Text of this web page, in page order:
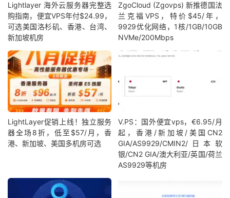
Lightlayer 海外云服务器完整选
购指南，便宜VPS年付$24.99，
可选美国洛杉矶、香港、台湾、
新加坡机房
ZgoCloud (Zgovps) 新推德国法
兰克福VPS，特价$45/年，
9929优化网络，1核/1GB/10GB
NVMe/200Mbps
LightLayer促销上线！独立服务
器全场8折，低至$57/月，香
港、新加坡、美国多机房可选
V.PS：国外便宜vps，€6.95/月
起，香港/新加坡/美国CN2
GIA/AS9929/CMIN2/日本软
银/CN2 GIA/澳大利亚/英国/荷兰
AS9929等机房